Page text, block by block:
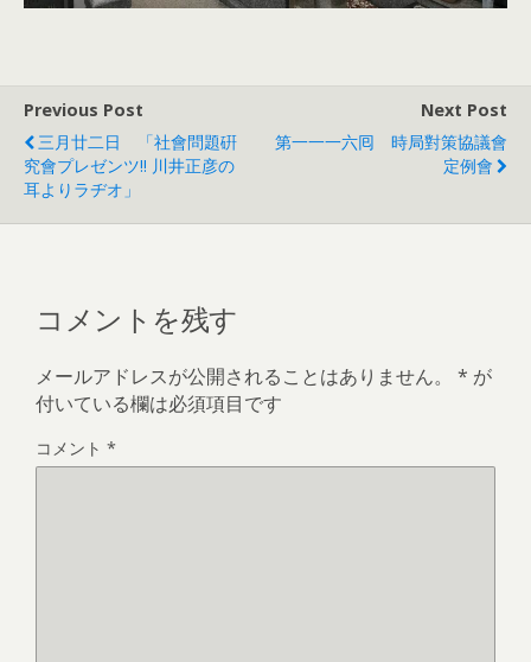
Previous Post
三月廿二日 「社會問題硏
究會プレゼンツ!! 川井正彦の
耳よりラヂオ」
Next Post
第一一一六囘 時局對策協議會
定例會
コメントを残す
メールアドレスが公開されることはありません。 * が
付いている欄は必須項目です
コメント *